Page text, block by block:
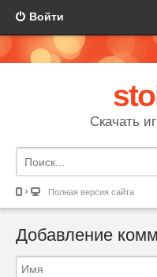
Войти
Скачать
Полная версия сайта
Добавление